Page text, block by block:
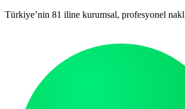
Türkiye’nin 81 iline kurumsal, profesyonel